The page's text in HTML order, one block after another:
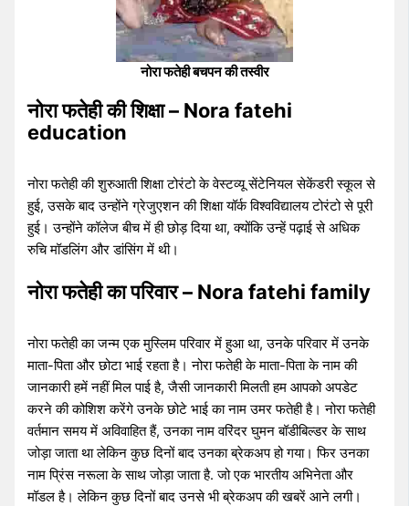
नोरा फतेही बचपन की तस्वीर
नोरा फतेही की शिक्षा – Nora fatehi
education
नोरा फतेही की शुरुआती शिक्षा टोरंटो के वेस्टव्यू सेंटेनियल सेकेंडरी स्कूल से
हुई, उसके बाद उन्होंने ग्रेजुएशन की शिक्षा यॉर्क विश्वविद्यालय टोरंटो से पूरी
हुई। उन्होंने कॉलेज बीच में ही छोड़ दिया था, क्योंकि उन्हें पढ़ाई से अधिक
रुचि मॉडलिंग और डांसिंग में थी।
नोरा फतेही का परिवार – Nora fatehi family
नोरा फतेही का जन्म एक मुस्लिम परिवार में हुआ था, उनके परिवार में उनके
माता-पिता और छोटा भाई रहता है। नोरा फतेही के माता-पिता के नाम की
जानकारी हमें नहीं मिल पाई है, जैसी जानकारी मिलती हम आपको अपडेट
करने की कोशिश करेंगे उनके छोटे भाई का नाम उमर फतेही है। नोरा फतेही
वर्तमान समय में अविवाहित हैं, उनका नाम वरिंदर घुमन बॉडीबिल्डर के साथ
जोड़ा जाता था लेकिन कुछ दिनों बाद उनका ब्रेकअप हो गया। फिर उनका
नाम प्रिंस नरूला के साथ जोड़ा जाता है. जो एक भारतीय अभिनेता और
मॉडल है। लेकिन कुछ दिनों बाद उनसे भी ब्रेकअप की खबरें आने लगी।